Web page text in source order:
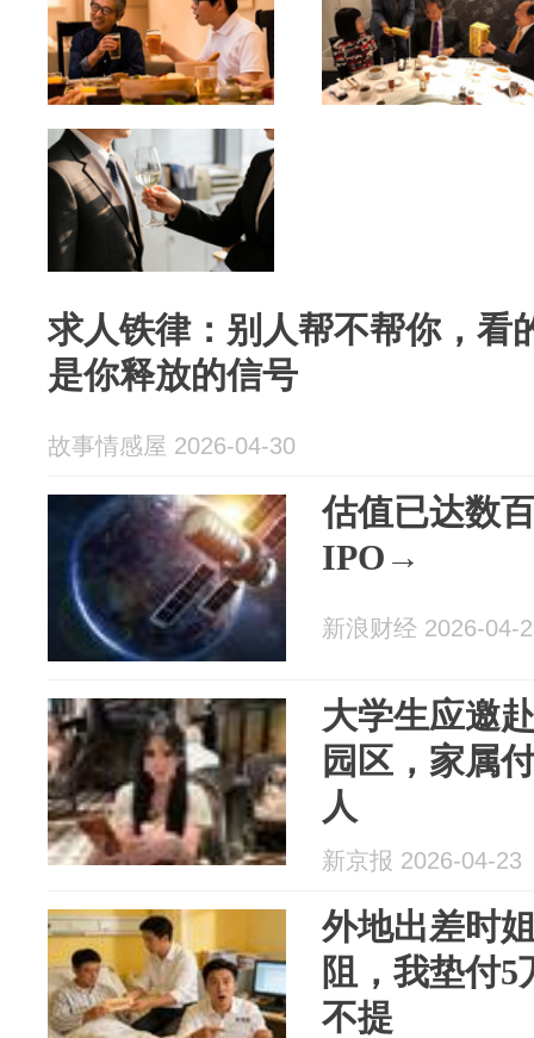
求人铁律：别人帮不帮你，看
是你释放的信号
故事情感屋 2026-04-30
估值已达数
IPO→
新浪财经 2026-04-
大学生应邀
园区，家属
人
新京报 2026-04-23
外地出差时
阻，我垫付
不提